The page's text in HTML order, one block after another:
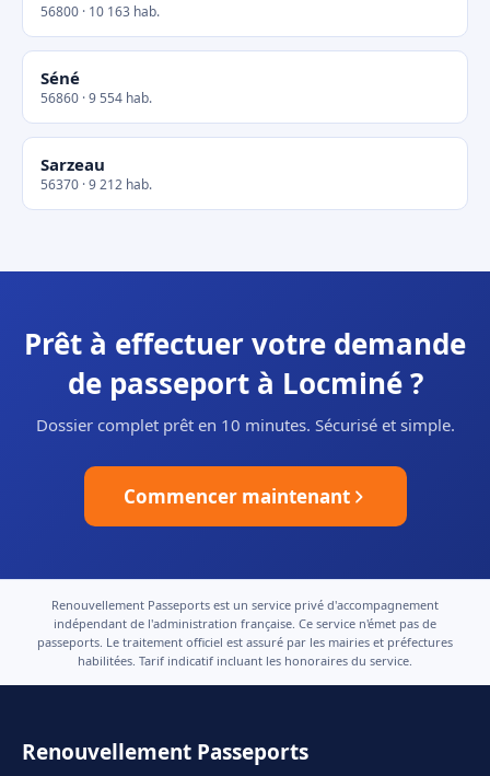
56800 · 10 163 hab.
Séné
56860 · 9 554 hab.
Sarzeau
56370 · 9 212 hab.
Prêt à effectuer votre demande
de passeport à Locminé ?
Dossier complet prêt en 10 minutes. Sécurisé et simple.
Commencer maintenant
Renouvellement Passeports est un service privé d'accompagnement
indépendant de l'administration française. Ce service n'émet pas de
passeports. Le traitement officiel est assuré par les mairies et préfectures
habilitées. Tarif indicatif incluant les honoraires du service.
Renouvellement Passeports